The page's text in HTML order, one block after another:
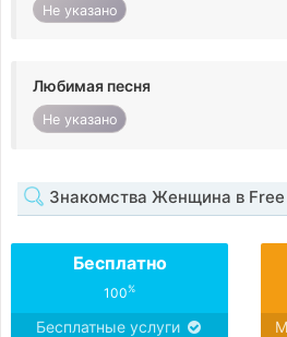
Не указано
Любимая песня
Не указано
Знакомства Женщина в
Бесплатно
100%
Бесплатные услуги